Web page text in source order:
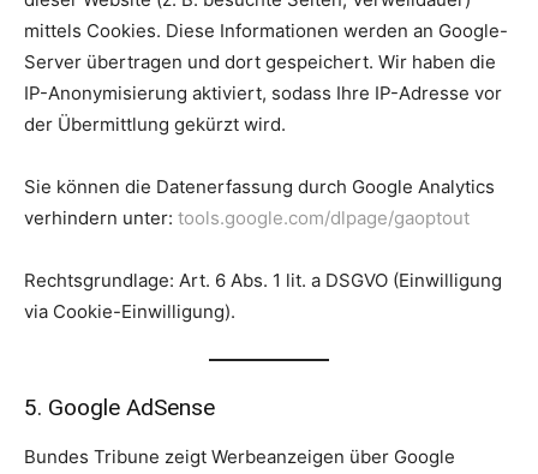
mittels Cookies. Diese Informationen werden an Google-
Server übertragen und dort gespeichert. Wir haben die
IP-Anonymisierung aktiviert, sodass Ihre IP-Adresse vor
der Übermittlung gekürzt wird.
Sie können die Datenerfassung durch Google Analytics
verhindern unter: tools.google.com/dlpage/gaoptout
Rechtsgrundlage: Art. 6 Abs. 1 lit. a DSGVO (Einwilligung
via Cookie-Einwilligung).
5. Google AdSense
Bundes Tribune zeigt Werbeanzeigen über Google